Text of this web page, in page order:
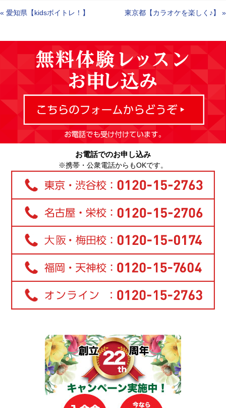
« 愛知県【kidsボイトレ！】 東京都【カラオケを楽しく♪】 »
お電話でのお申し込み
※携帯・公衆電話からもOKです。